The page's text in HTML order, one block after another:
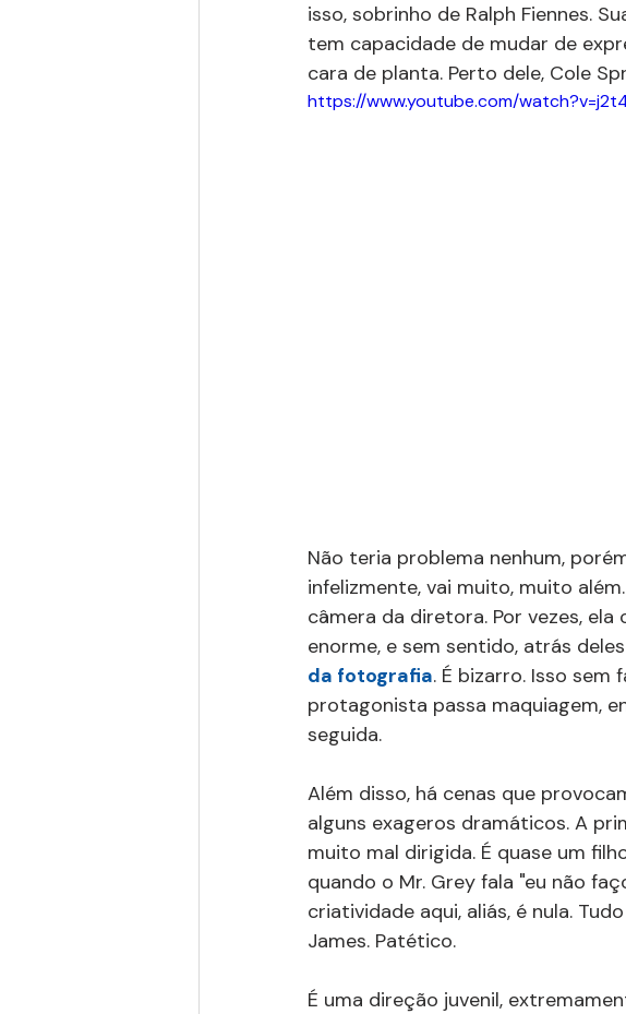
isso, sobrinho de Ralph Fiennes.
tem capacidade de mudar de
cara de planta. Perto dele, Cole
https://www.youtube.com/
Não teria problema nenhum,
infelizmente, vai muito, muito
câmera da diretora. Por vezes,
enorme, e sem sentido, atrás
da fotografia. É bizarro. Isso sem
protagonista passa maquiagem,
seguida.
Além disso, há cenas que
alguns exageros dramáticos. A
muito mal dirigida. É quase um
quando o Mr. Grey fala "eu não
criatividade aqui, aliás, é nula.
James. Patético.
É uma direção juvenil,